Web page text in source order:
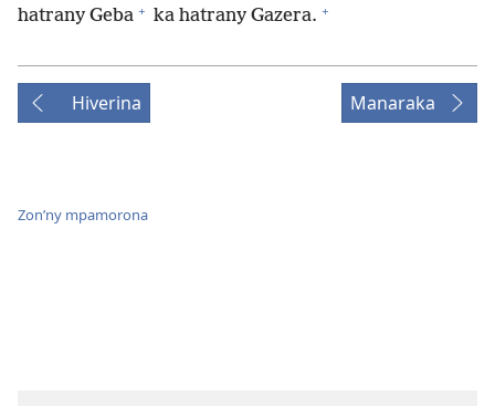
hatrany Geba + ka hatrany Gazera. +
Hiverina Manaraka
Zon’ny mpamorona